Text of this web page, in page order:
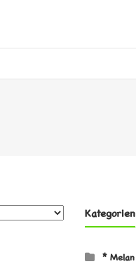
Kategorien
* Melan